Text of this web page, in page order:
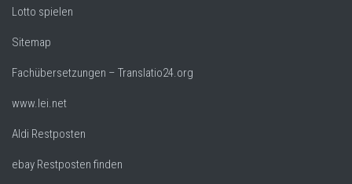
Lotto spielen
Sitemap
Fachübersetzungen – Translatio24.org
www.lei.net
Aldi Restposten
ebay Restposten finden